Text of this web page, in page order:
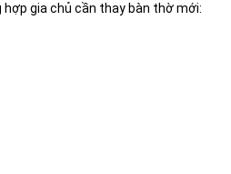
gia chủ cần thay bàn thờ mới: